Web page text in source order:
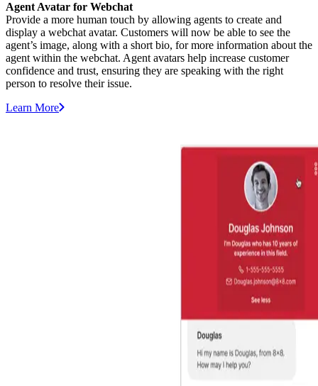
Agent Avatar for Webchat
Provide a more human touch by allowing agents to create and
display a webchat avatar. Customers will now be able to see the
agent’s image, along with a short bio, for more information about the
agent within the webchat. Agent avatars help increase customer
confidence and trust, ensuring they are speaking with the right
person to resolve their issue.
Learn More